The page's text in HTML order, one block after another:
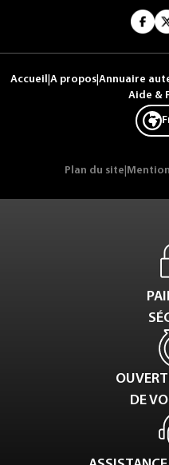
Accueil A propos Annuaire
Aide &
Plan du site
DE